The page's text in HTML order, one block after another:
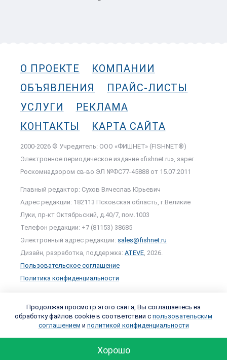
О ПРОЕКТЕ
КОМПАНИИ
ОБЪЯВЛЕНИЯ
ПРАЙС-ЛИСТЫ
УСЛУГИ
РЕКЛАМА
КОНТАКТЫ
КАРТА САЙТА
2000-2026 © Учредитель: ООО «ФИШНЕТ» (FISHNET®)
Электронное периодическое издание «fishnet.ru», зарег.
Роскомнадзором cв-во ЭЛ №ФС77-45888 от 15.07.2011
Главный редактор: Сухов Вячеслав Юрьевич
Адрес редакции: 182113 Псковская область, г.Великие
Луки, пр-кт Октябрьский, д.40/7, пом.1003
Телефон редакции: +7 (81153) 38685
Электронный адрес редакции: sales@fishnet.ru
Дизайн, разработка, поддержка: ATEVE , 2026.
Пользовательское соглашение
Политика конфиденциальности
Продолжая просмотр этого сайта, Вы соглашаетесь на
обработку файлов cookie в соответствии с пользовательским
соглашением и политикой конфиденциальности
Хорошо